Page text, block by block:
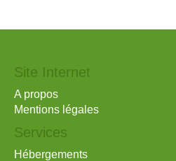
Site Internet
A propos
Mentions légales
Services
Hébergements